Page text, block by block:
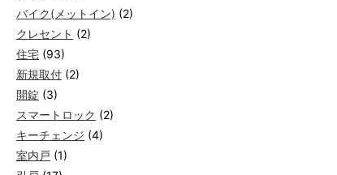
バイク(メットイン) (2)
クレセント (2)
住宅 (93)
新規取付 (2)
開錠 (3)
スマートロック (2)
キーチェンジ (4)
室内戸 (1)